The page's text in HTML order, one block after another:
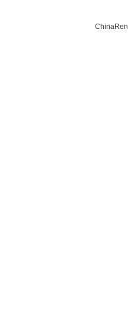
ChinaRen